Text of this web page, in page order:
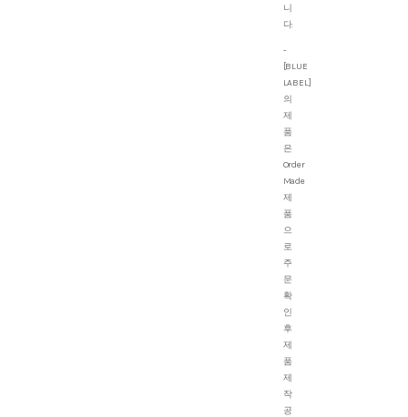
니
다.
-
[BLUE
LABEL]
의
제
품
은
Order
Made
제
품
으
로
주
문
확
인
후
제
품
제
작
공